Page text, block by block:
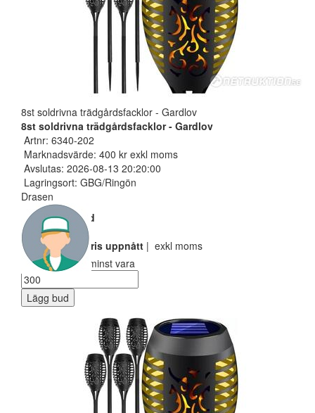
8st soldrivna trädgårdsfacklor - Gardlov
8st soldrivna trädgårdsfacklor - Gardlov
Artnr: 6340-202
Marknadsvärde: 400 kr exkl moms
Avslutas: 2026-08-13 20:20:00
Lagringsort: GBG/Ringön
Drasen
Nuvarande bud
200 SEK
Reservarionspris uppnått | exkl moms
Ditt bud måste minst vara
Lägg bud